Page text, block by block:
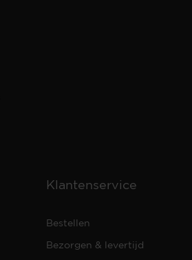
Klantenservice
Bestellen
Bezorgen & levertijd